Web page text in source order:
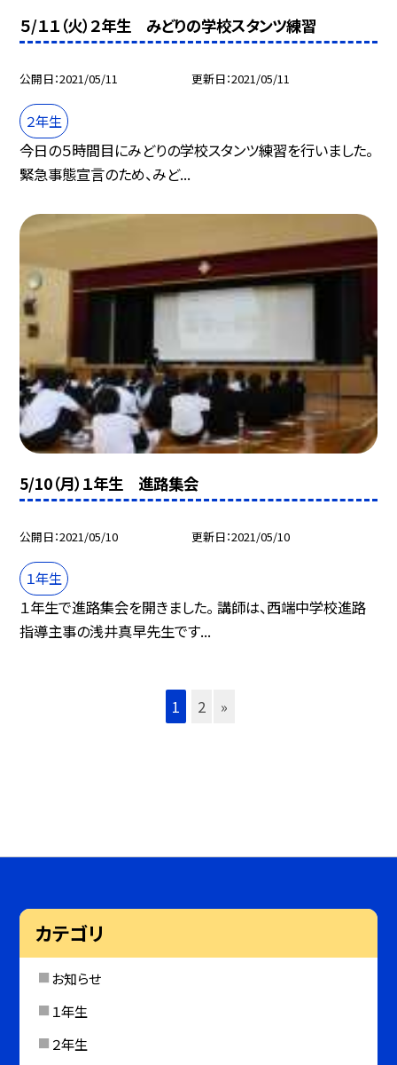
５/１１（火）２年生 みどりの学校スタンツ練習
公開日 2021/05/11 更新日 2021/05/11
２年生
今日の５時間目にみどりの学校スタンツ練習を行いました。
緊急事態宣言のため、みど...
5/10（月）１年生 進路集会
公開日 2021/05/10 更新日 2021/05/10
１年生
１年生で進路集会を開きました。 講師は、西端中学校進路
指導主事の浅井真早先生です...
1 2 »
カテゴリ
お知らせ
１年生
２年生